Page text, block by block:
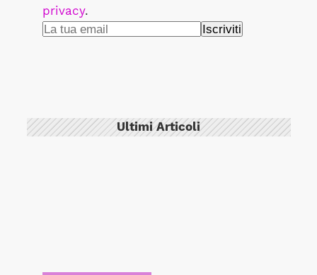
privacy.
Ultimi Articoli